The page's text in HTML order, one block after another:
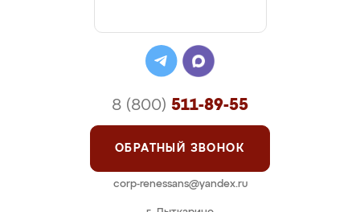
8 (800) 511-89-55
ОБРАТНЫЙ ЗВОНОК
corp-renessans@yandex.ru